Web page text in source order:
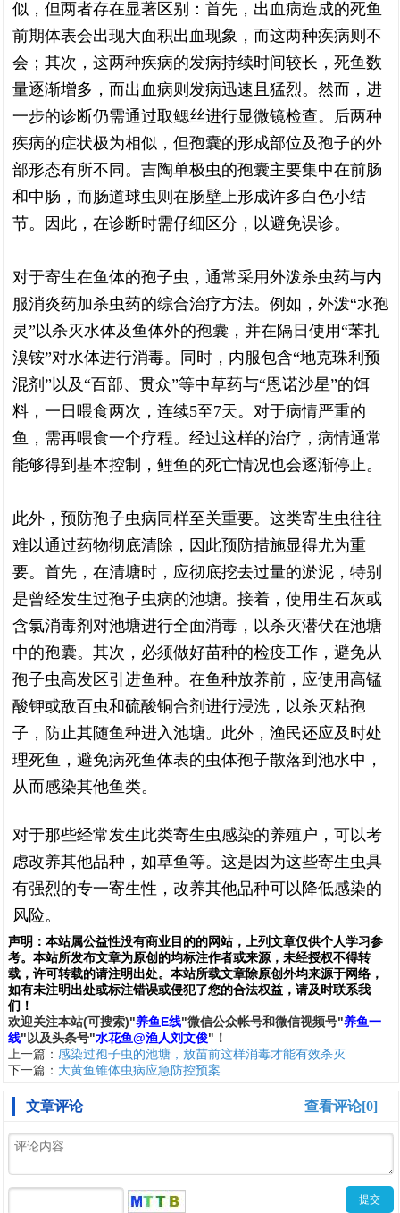
似，但两者存在显著区别：首先，出血病造成的死鱼
前期体表会出现大面积出血现象，而这两种疾病则不
会；其次，这两种疾病的发病持续时间较长，死鱼数
量逐渐增多，而出血病则发病迅速且猛烈。然而，进
一步的诊断仍需通过取鳃丝进行显微镜检查。后两种
疾病的症状极为相似，但孢囊的形成部位及孢子的外
部形态有所不同。吉陶单极虫的孢囊主要集中在前肠
和中肠，而肠道球虫则在肠壁上形成许多白色小结
节。因此，在诊断时需仔细区分，以避免误诊。
对于寄生在鱼体的孢子虫，通常采用外泼杀虫药与内
服消炎药加杀虫药的综合治疗方法。例如，外泼“水孢
灵”以杀灭水体及鱼体外的孢囊，并在隔日使用“苯扎
溴铵”对水体进行消毒。同时，内服包含“地克珠利预
混剂”以及“百部、贯众”等中草药与“恩诺沙星”的饵
料，一日喂食两次，连续5至7天。对于病情严重的
鱼，需再喂食一个疗程。经过这样的治疗，病情通常
能够得到基本控制，鲤鱼的死亡情况也会逐渐停止。
此外，预防孢子虫病同样至关重要。这类寄生虫往往
难以通过药物彻底清除，因此预防措施显得尤为重
要。首先，在清塘时，应彻底挖去过量的淤泥，特别
是曾经发生过孢子虫病的池塘。接着，使用生石灰或
含氯消毒剂对池塘进行全面消毒，以杀灭潜伏在池塘
中的孢囊。其次，必须做好苗种的检疫工作，避免从
孢子虫高发区引进鱼种。在鱼种放养前，应使用高锰
酸钾或敌百虫和硫酸铜合剂进行浸洗，以杀灭粘孢
子，防止其随鱼种进入池塘。此外，渔民还应及时处
理死鱼，避免病死鱼体表的虫体孢子散落到池水中，
从而感染其他鱼类。
对于那些经常发生此类寄生虫感染的养殖户，可以考
虑改养其他品种，如草鱼等。这是因为这些寄生虫具
有强烈的专一寄生性，改养其他品种可以降低感染的
风险。
声明： 本站属公益性没有商业目的的网站，上列文章仅供个人学习参
考。本站所发布文章为原创的均标注作者或来源，未经授权不得转
载，许可转载的请注明出处。本站所载文章除原创外均来源于网络，
如有未注明出处或标注错误或侵犯了您的合法权益，请及时联系我
们 ！
欢迎关注本站(可搜索)"养鱼E线"微信公众帐号和微信视频号"养鱼一
线" 以及头条号"水花鱼@渔人刘文俊"！
上一篇： 感染过孢子虫的池塘，放苗前这样消毒才能有效杀灭
下一篇： 大黄鱼锥体虫病应急防控预案
查看评论[0]
文章评论